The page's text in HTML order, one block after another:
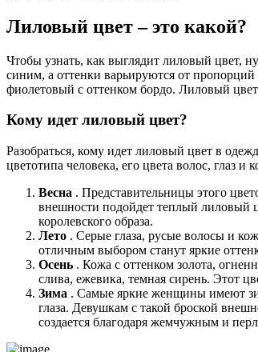
Лиловый цвет – это какой?
Чтобы узнать, как выглядит лиловый цвет,
синим, а оттенки варьируются от
фиолетовый с оттенком бордо. Лиловый цвет
Кому идет лиловый цвет?
Разобраться, кому идет лиловый цвет в
цветотипа человека, его цвета волос, глаз и
Весна . Представительницы этого
внешности подойдет теплый лиловый
королевского образа.
Лето . Серые глаза, русые волосы и
отличным выбором станут яркие
Осень . Кожа с оттенком золота,
слива, ежевика, темная сирень. Этот
Зима . Самые яркие женщины имеют
глаза. Девушкам с такой броской
создается благодаря жемчужным и